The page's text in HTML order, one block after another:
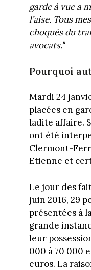
garde à vue a
l’aise. Tous
choqués du
avocats."
Pourquoi
Mardi 24
placées en
ladite affaire.
ont été
Clermont-
Etienne et
Le jour des
juin 2016, 29
présentées à
grande
leur
000 à 70 000
euros. La